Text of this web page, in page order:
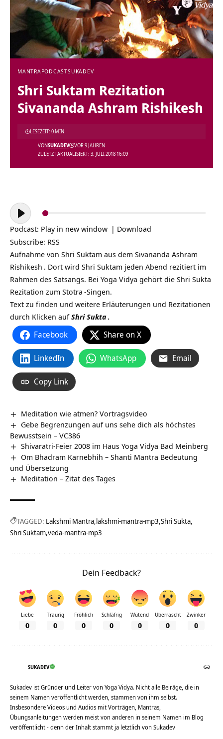
MANTRAPODCASTSUKADEV
Shri Suktam Rezitation
Sivananda Ashram Rishikesh
ZULETZT AKTUALISIERT: 3. JULI 2018 16:09
VONSUKADEV VOR 9 JAHREN
LESEZEIT: 0 MIN
Audio-
Player
Podcast: Play in new window | Download
Subscribe: RSS
Aufnahme von Shri Suktam aus dem Sivananda Ashram
Rishikesh . Dort wird Shri Suktam jeden Abend rezitiert im
Rahmen des Satsangs. Bei Yoga Vidya gehört die Shri Sukta
Rezitation zum Stotra -Singen.
Text zu finden und weitere Erläuterungen und Rezitationen
durch Klicken aufShri Sukta.
Facebook Share on X
LinkedIn WhatsApp Email
Copy Link
Meditation wie atmen? Vortragsvideo
Gebe Begrenzungen auf uns sehe dich als höchstes
Bewusstsein – VC386
Shivaratri-Feier 2008 im Haus Yoga Vidya Bad Meinberg
Om Bhadram Karnebhih – Shanti Mantra Bedeutung
und Übersetzung
Meditation – Zitat des Tages
TAGGED: Lakshmi Mantra lakshmi-mantra-mp3 Shri Sukta
Shri Suktam veda-mantra-mp3
Dein Feedback?
Liebe
0
Traurig
0
Fröhlich
0
Schläfrig
0
Wütend
0
Überrascht
0
Zwinker
0
SUKADEV
Sukadev ist Gründer und Leiter von Yoga Vidya. Nicht alle Beiräge, die in
seinem Namen veröffentlicht werden, stammen von ihm selbst.
Insbesondere Videos und Audios mit Vorträgen, Mantras,
Übungsanleitungen werden meist von anderen in seinem Namen im Blog
veröffentlicht - denn der Inhalt stammt ja letztlich von Sukadev